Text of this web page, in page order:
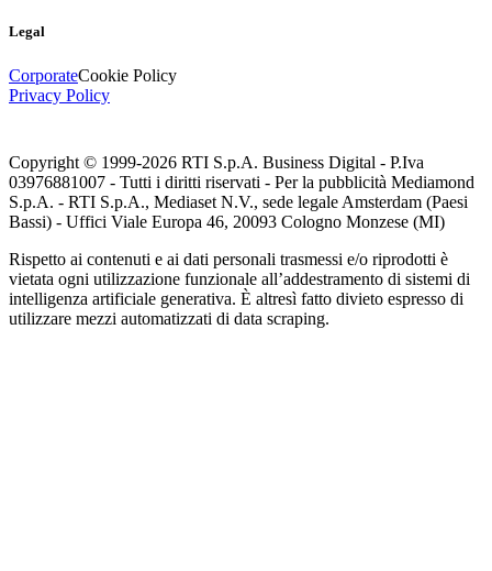
Legal
CorporateCookie Policy
Privacy Policy
Copyright © 1999-2026 RTI S.p.A. Business Digital - P.Iva
03976881007 - Tutti i diritti riservati - Per la pubblicità Mediamond
S.p.A. - RTI S.p.A., Mediaset N.V., sede legale Amsterdam (Paesi
Bassi) - Uffici Viale Europa 46, 20093 Cologno Monzese (MI)
Rispetto ai contenuti e ai dati personali trasmessi e/o riprodotti è
vietata ogni utilizzazione funzionale all’addestramento di sistemi di
intelligenza artificiale generativa. È altresì fatto divieto espresso di
utilizzare mezzi automatizzati di data scraping.